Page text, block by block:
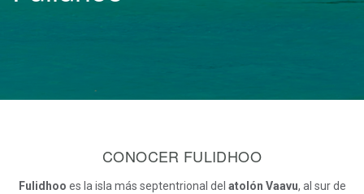
CONOCER FULIDHOO
Fulidhoo es la isla más septentrional del atolón Vaavu, al sur de